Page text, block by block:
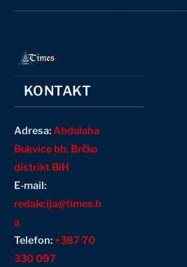
KONTAKT
Adresa:Abdulaha
Bukvice bb, Brčko
distrikt BiH
E-mail:
redakcija@times.b
a
Telefon:+387 70
330 097